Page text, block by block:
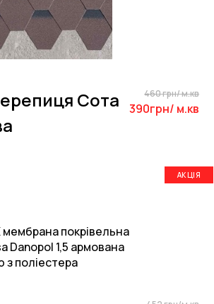
Сота
460 грн/ м.кв
390грн/ м.кв
АКЦІЯ